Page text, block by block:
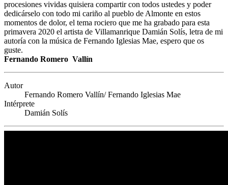
procesiones vividas quisiera compartir con todos ustedes y poder
dedicárselo con todo mi cariño al pueblo de Almonte en estos
momentos de dolor, el tema rociero que me ha grabado para esta
primavera 2020 el artista de Villamanrique Damián Solís, letra de mi
autoría con la música de Fernando Iglesias Mae, espero que os
guste.
Fernando Romero Vallín
Autor
Fernando Romero Vallín/ Fernando Iglesias Mae
Intérprete
Damián Solís